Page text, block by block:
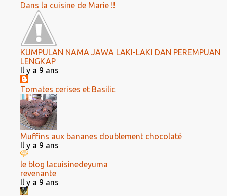
Dans la cuisine de Marie !!
KUMPULAN NAMA JAWA LAKI-LAKI DAN PEREMPUAN
LENGKAP
Il y a 9 ans
Tomates cerises et Basilic
Muffins aux bananes doublement chocolaté
Il y a 9 ans
le blog lacuisinedeyuma
revenante
Il y a 9 ans